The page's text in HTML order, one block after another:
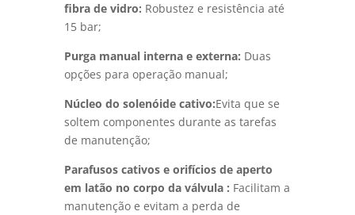
fibra de vidro: Robustez e resistência até
15 bar;
Purga manual interna e externa: Duas
opções para operação manual;
Núcleo do solenóide cativo:Evita que se
soltem componentes durante as tarefas
de manutenção;
Parafusos cativos e orifícios de aperto
em latão no corpo da válvula : Facilitam a
manutenção e evitam a perda de